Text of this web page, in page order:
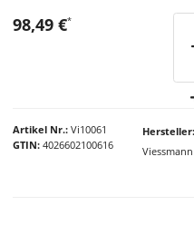
Artikel Nr. Vi10061
GTIN 4026602100616
Hersteller
Viessmann
98,49 €*